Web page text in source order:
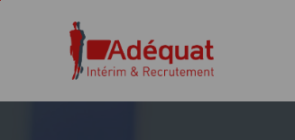
navigation